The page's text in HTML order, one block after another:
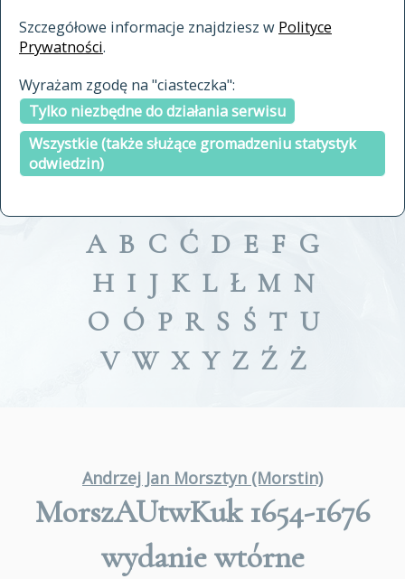
Szczegółowe informacje znajdziesz w Polityce
Prywatności.
Wyrażam zgodę na "ciasteczka":
Tylko niezbędne do działania serwisu
Wszystkie (także służące gromadzeniu statystyk
odwiedzin)
indeksie
a fronte
a tergo
A B C Ć D E F G
H I J K L Ł M N
O Ó P R S Ś T U
V W X Y Z Ź Ż
Andrzej Jan Morsztyn (Morstin)
MorszAUtwKuk 1654-1676
wydanie wtórne